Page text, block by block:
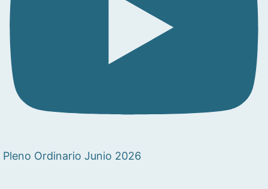
Pleno Ordinario Junio 2026